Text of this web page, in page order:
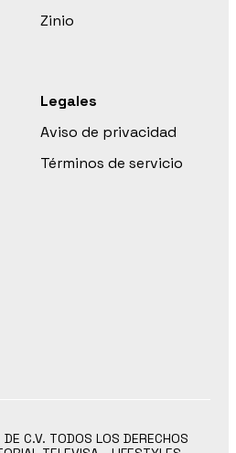
Zinio
Legales
Aviso de privacidad
Términos de servicio
C.V. TODOS LOS DERECHOS